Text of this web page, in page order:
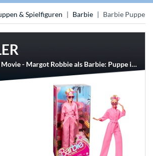
& Spielfiguren Barbie Barbie Puppen
Mattel Barbie The Movie - Margot Robbie als Barbie: Puppe im rosa Jumpsuit